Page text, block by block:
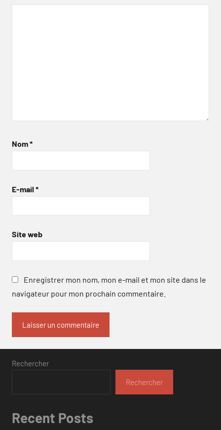
Nom*
E-mail *
Site web
Enregistrer mon nom, mon e-mail et mon site dans le
navigateur pour mon prochain commentaire.
Rechercher
Rechercher
Recent Posts